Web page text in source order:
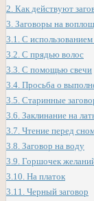
2. Как действуют
3. Заговоры на
3.1. С
3.2. С прядью волос
3.3. С помощью свечи
3.4. Просьба о
3.5. Старинные
3.6. Заклинание на
3.7. Чтение перед
3.8. Заговор на воду
3.9. Горшочек
3.10. На платок
3.11. Черный заговор